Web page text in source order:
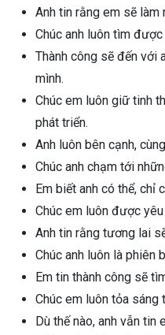
Anh tin rằng em sẽ
Chúc anh luôn tìm
Thành công sẽ đến với
mình.
Chúc em luôn giữ tinh
phát triển.
Anh luôn bên cạnh,
Chúc anh chạm tới
Em biết anh có thể, chỉ
Chúc em luôn được
Anh tin rằng tương lai
Chúc anh luôn là phiên
Em tin thành công sẽ
Chúc em luôn tỏa sáng
Dù thế nào, anh vẫn